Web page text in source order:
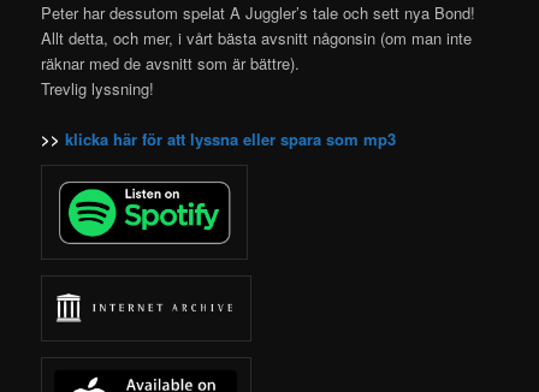
Peter har dessutom spelat A Juggler’s tale och sett nya Bond!
Allt detta, och mer, i vårt bästa avsnitt någonsin (om man inte
räknar med de avsnitt som är bättre).
Trevlig lyssning!
>>klicka här för att lyssna eller spara som mp3